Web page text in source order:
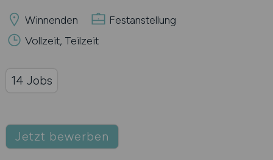
Winnenden
Festanstellung
Vollzeit, Teilzeit
Jetzt bewerben
14 Jobs